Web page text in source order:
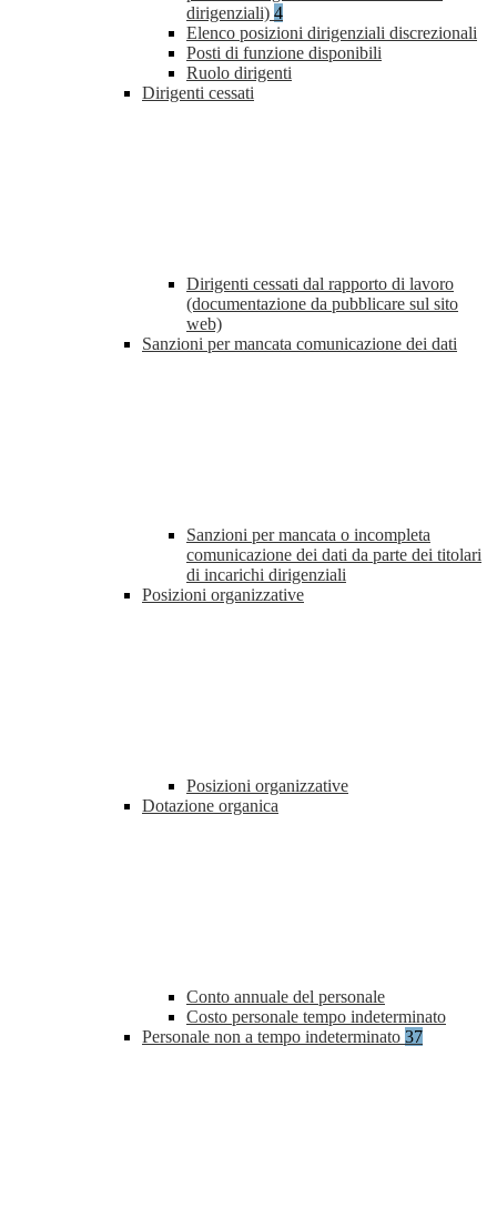
dirigenziali) 4
Elenco posizioni dirigenziali discrezionali
Posti di funzione disponibili
Ruolo dirigenti
Dirigenti cessati
Dirigenti cessati dal rapporto di lavoro
(documentazione da pubblicare sul sito
web)
Sanzioni per mancata comunicazione dei dati
Sanzioni per mancata o incompleta
comunicazione dei dati da parte dei titolari
di incarichi dirigenziali
Posizioni organizzative
Posizioni organizzative
Dotazione organica
Conto annuale del personale
Costo personale tempo indeterminato
Personale non a tempo indeterminato 37